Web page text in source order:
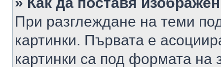
При разглеждане на теми
картинки. Първата е
картинки са под формата на